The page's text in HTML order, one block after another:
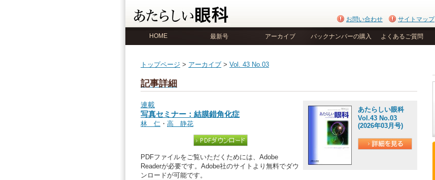
お問い合わせ サイトマップ
HOME 最新号 アーカイブ バックナンバーの購入 よくあるご質問
トップページ > アーカイブ > Vol. 43 No.03
記事詳細
あたらしい眼科
Vol.43 No.03
(2026年03月号)
連載
写真セミナー：結膜錯角化症
林 仁 ・ 高 静花
PDFファイルをご覧いただくためには、Adobe
Readerが必要です。Adobe社のサイトより無料でダウ
ンロードが可能です。